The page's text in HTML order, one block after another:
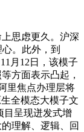
思虑更久。沪深
。此外，到
月12日，该模子
方面表示凸起，
里焦点办理层将
全模态大模子文
目呈现迸发式增
理解、逻辑、回